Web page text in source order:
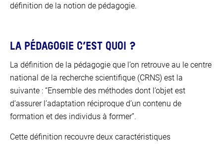
définition de la notion de pédagogie.
LA PÉDAGOGIE C’EST QUOI ?
La définition de la pédagogie que l’on retrouve au le centre
national de la recherche scientifique (CRNS) est la
suivante : “Ensemble des méthodes dont l’objet est
d’assurer l’adaptation réciproque d’un contenu de
formation et des individus à former”.
Cette définition recouvre deux caractéristiques